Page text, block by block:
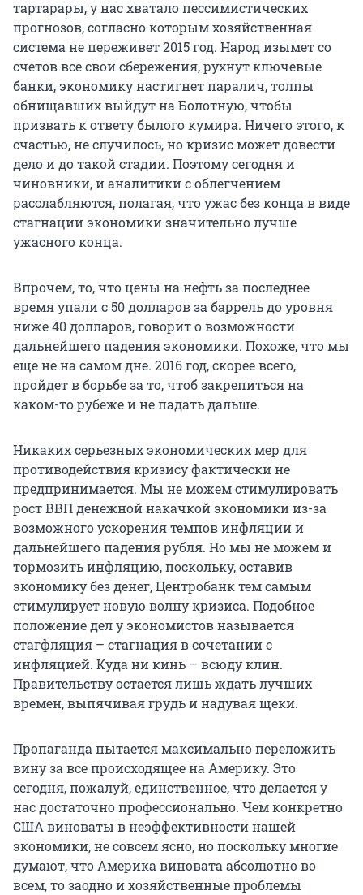
тартарары, у нас хватало пессимистических
прогнозов, согласно которым хозяйственная
система не переживет 2015 год. Народ изымет со
счетов все свои сбережения, рухнут ключевые
банки, экономику настигнет паралич, толпы
обнищавших выйдут на Болотную, чтобы
призвать к ответу былого кумира. Ничего этого, к
счастью, не случилось, но кризис может довести
дело и до такой стадии. Поэтому сегодня и
чиновники, и аналитики с облегчением
расслабляются, полагая, что ужас без конца в виде
стагнации экономики значительно лучше
ужасного конца.
Впрочем, то, что цены на нефть за последнее
время упали с 50 долларов за баррель до уровня
ниже 40 долларов, говорит о возможности
дальнейшего падения экономики. Похоже, что мы
еще не на самом дне. 2016 год, скорее всего,
пройдет в борьбе за то, чтоб закрепиться на
каком-то рубеже и не падать дальше.
Никаких серьезных экономических мер для
противодействия кризису фактически не
предпринимается. Мы не можем стимулировать
рост ВВП денежной накачкой экономики из-за
возможного ускорения темпов инфляции и
дальнейшего падения рубля. Но мы не можем и
тормозить инфляцию, поскольку, оставив
экономику без денег, Центробанк тем самым
стимулирует новую волну кризиса. Подобное
положение дел у экономистов называется
стагфляция – стагнация в сочетании с
инфляцией. Куда ни кинь – всюду клин.
Правительству остается лишь ждать лучших
времен, выпячивая грудь и надувая щеки.
Пропаганда пытается максимально переложить
вину за все происходящее на Америку. Это
сегодня, пожалуй, единственное, что делается у
нас достаточно профессионально. Чем конкретно
США виноваты в неэффективности нашей
экономики, не совсем ясно, но поскольку многие
думают, что Америка виновата абсолютно во
всем, то заодно и хозяйственные проблемы